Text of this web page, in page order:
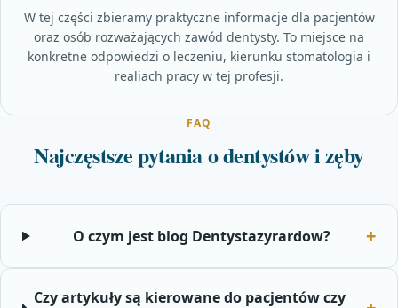
W tej części zbieramy praktyczne informacje dla pacjentów
oraz osób rozważających zawód dentysty. To miejsce na
konkretne odpowiedzi o leczeniu, kierunku stomatologia i
realiach pracy w tej profesji.
FAQ
Najczęstsze pytania o dentystów i zęby
O czym jest blog Dentystazyrardow?
Czy artykuły są kierowane do pacjentów czy